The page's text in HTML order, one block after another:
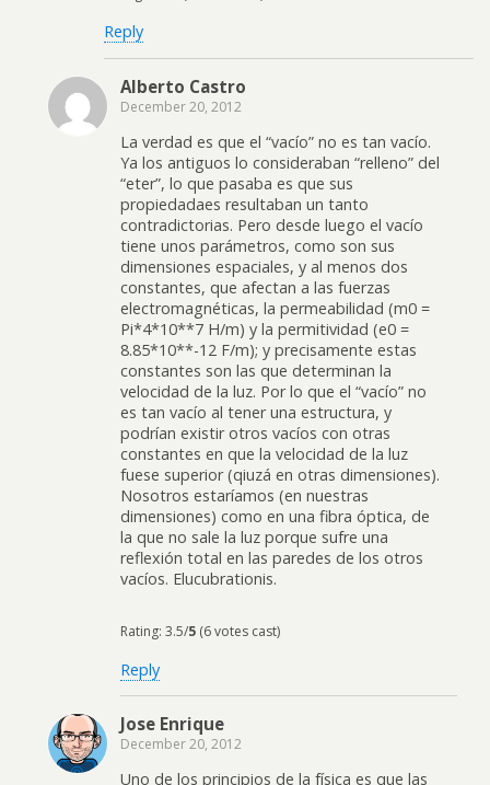
Reply
Alberto Castro
December 20, 2012
La verdad es que el “vacío” no es tan vacío.
Ya los antiguos lo consideraban “relleno” del
“eter”, lo que pasaba es que sus
propiedadaes resultaban un tanto
contradictorias. Pero desde luego el vacío
tiene unos parámetros, como son sus
dimensiones espaciales, y al menos dos
constantes, que afectan a las fuerzas
electromagnéticas, la permeabilidad (m0 =
Pi*4*10**7 H/m) y la permitividad (e0 =
8.85*10**-12 F/m); y precisamente estas
constantes son las que determinan la
velocidad de la luz. Por lo que el “vacío” no
es tan vacío al tener una estructura, y
podrían existir otros vacíos con otras
constantes en que la velocidad de la luz
fuese superior (qiuzá en otras dimensiones).
Nosotros estaríamos (en nuestras
dimensiones) como en una fibra óptica, de
la que no sale la luz porque sufre una
reflexión total en las paredes de los otros
vacíos. Elucubrationis.
Rating: 3.5/5 (6 votes cast)
Reply
Jose Enrique
December 20, 2012
Uno de los principios de la física es que las